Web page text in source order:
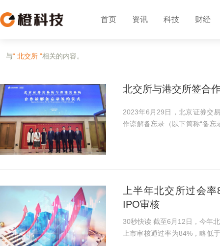
首页 资讯 科技 财经
与“ 北交所 ”相关的内容。
北交所与港交所签合
2023年6月29日，北京证券交
作谅解备忘录（以下简称“备
上半年北交所过会
IPO审核
30秒快读 截至6月12日，今年北交所已有4家拟IPO企业上会时被暂缓审议。第一次
上市审核通过率为84%，略低